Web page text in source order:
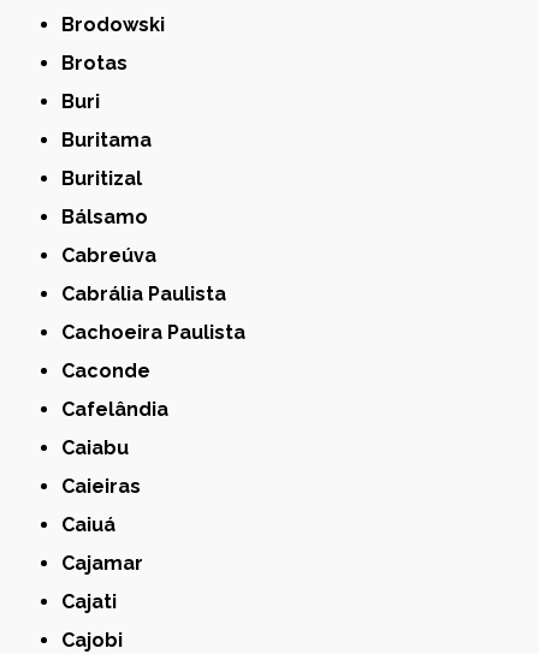
Brodowski
Brotas
Buri
Buritama
Buritizal
Bálsamo
Cabreúva
Cabrália Paulista
Cachoeira Paulista
Caconde
Cafelândia
Caiabu
Caieiras
Caiuá
Cajamar
Cajati
Cajobi